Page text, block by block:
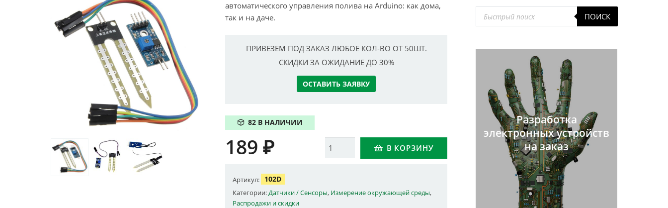
автоматического управления полива на Arduino: как дома,
так и на даче.
ПРИВЕЗЕМ ПОД ЗАКАЗ ЛЮБОЕ КОЛ-ВО ОТ 50ШТ.
СКИДКИ ЗА ОЖИДАНИЕ ДО 30%
ОСТАВИТЬ ЗАЯВКУ
82 В НАЛИЧИИ
Количество В КОРЗИНУ
189₽
Артикул: 102D
Категории:Датчики / Сенсоры, Измерение окружающей среды,
Распродажи и скидки
Поиск
товаров
ПОИСК
Разработка
электронных устройств
на заказ